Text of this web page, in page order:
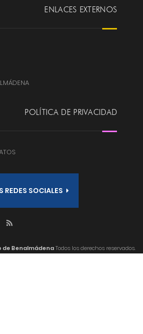
ENLACES EXTERNOS
POLÍTICA DE PRIVACIDAD
REDES SOCIALES
BenalmádenaTodos los derechos reservados.